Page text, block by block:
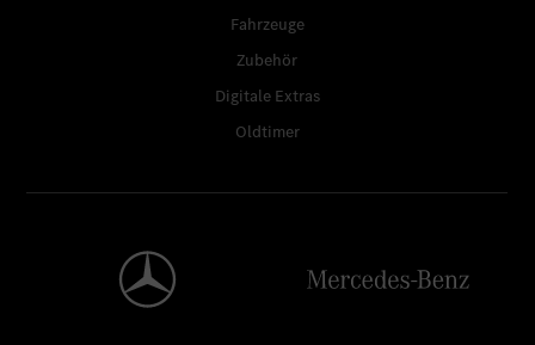
Fahrzeuge
Zubehör
Digitale Extras
Oldtimer